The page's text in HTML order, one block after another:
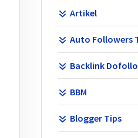
Artikel
Auto Followers
Backlink
BBM
Blogger Tips